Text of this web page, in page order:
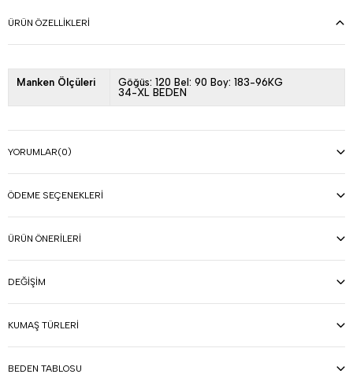
ÜRÜN ÖZELLIKLERI
Manken Ölçüleri
Göğüs: 120 Bel: 90 Boy: 183-96KG
34-XL BEDEN
YORUMLAR(0)
ÖDEME SEÇENEKLERI
ÜRÜN ÖNERILERI
DEĞIŞIM
KUMAŞ TÜRLERI
BEDEN TABLOSU